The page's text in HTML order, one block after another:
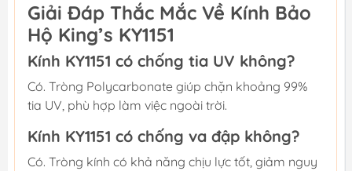
Giải Đáp Thắc Mắc Về Kính Bảo
Hộ King’s KY1151
Kính KY1151 có chống tia UV không?
Có. Tròng Polycarbonate giúp chặn khoảng 99%
tia UV, phù hợp làm việc ngoài trời.
Kính KY1151 có chống va đập không?
Có. Tròng kính có khả năng chịu lực tốt, giảm nguy